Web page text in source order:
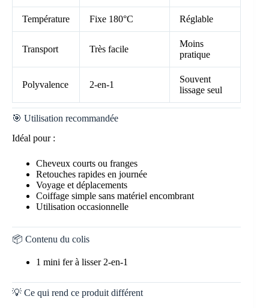
Température Fixe 180°C Réglable
Transport Très facile
Moins
pratique
Polyvalence 2-en-1
Souvent
lissage seul
🎯 Utilisation recommandée
Idéal pour :
Cheveux courts ou franges
Retouches rapides en journée
Voyage et déplacements
Coiffage simple sans matériel encombrant
Utilisation occasionnelle
📦 Contenu du colis
1 mini fer à lisser 2-en-1
💡 Ce qui rend ce produit différent